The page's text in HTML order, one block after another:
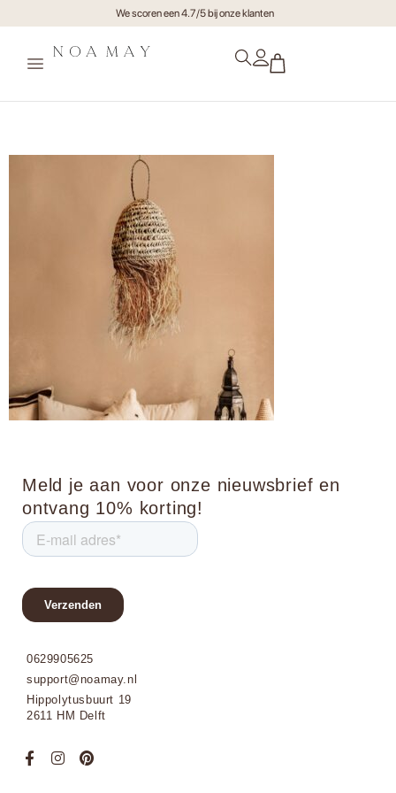
We scoren een 4.7/5 bij onze klanten
Meld je aan voor onze nieuwsbrief en
ontvang 10% korting!
0629905625
support@noamay.nl
Hippolytusbuurt 19
2611 HM Delft